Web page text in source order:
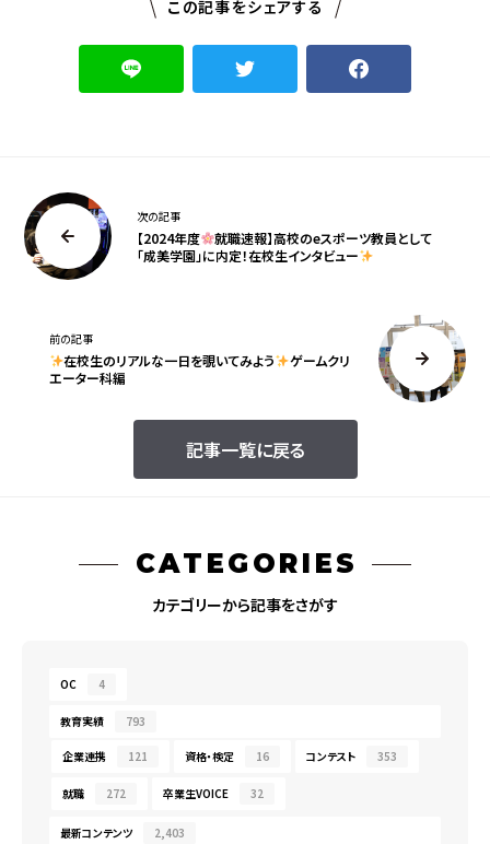
この記事をシェアする
次の記事
【2024年度
就職速報】高校のeスポーツ教員として
「成美学園」に内定！在校生インタビュー
記事一覧に戻る
前の記事
在校生のリアルな一日を覗いてみよう
ゲームクリ
エーター科編
CATEGORIES
カテゴリーから記事をさがす
OC 4
教育実績 793
企業連携 121 資格・検定 16 コンテスト 353
就職 272 卒業生VOICE 32
最新コンテンツ 2,403